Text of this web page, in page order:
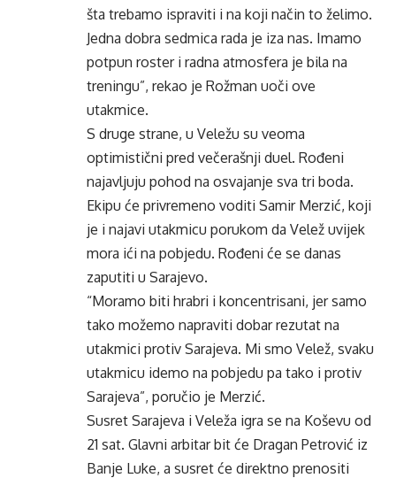
šta trebamo ispraviti i na koji način to želimo.
Jedna dobra sedmica rada je iza nas. Imamo
potpun roster i radna atmosfera je bila na
treningu”, rekao je Rožman uoči ove
utakmice.
S druge strane, u Veležu su veoma
optimistični pred večerašnji duel. Rođeni
najavljuju pohod na osvajanje sva tri boda.
Ekipu će privremeno voditi Samir Merzić, koji
je i najavi utakmicu porukom da Velež uvijek
mora ići na pobjedu. Rođeni će se danas
zaputiti u Sarajevo.
“Moramo biti hrabri i koncentrisani, jer samo
tako možemo napraviti dobar rezutat na
utakmici protiv Sarajeva. Mi smo Velež, svaku
utakmicu idemo na pobjedu pa tako i protiv
Sarajeva”, poručio je Merzić.
Susret Sarajeva i Veleža igra se na Koševu od
21 sat. Glavni arbitar bit će Dragan Petrović iz
Banje Luke, a susret će direktno prenositi